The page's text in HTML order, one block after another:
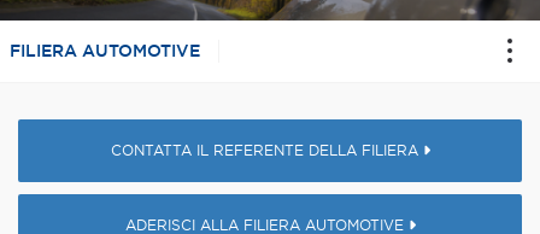
FILIERA AUTOMOTIVE
CONTATTA IL REFERENTE DELLA FILIERA
ADERISCI ALLA FILIERA AUTOMOTIVE